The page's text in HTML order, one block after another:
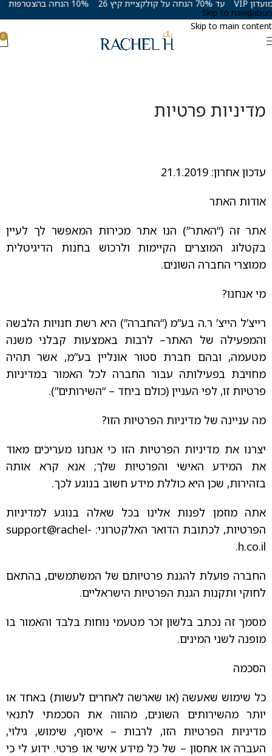
Skip to navigation
Skip to main content
0
מדיניות פרטיות
עדכון אחרון: 21.1.2019
אודות האתר
אתר זה (“האתר”) הנו אתר מכירות המאפשר לך לעיין
בקטלוג המוצרים הקיימות ולרכוש בחנות הדיגיטלית
ממוצרי החברה השונים.
מי אנחנו?
רייצ’ל הייצ’ ר.ה בע”מ (“החברה”) היא רשת חנויות הלבשה
והמפעילה של האתר– לרבות באמצעות קבלני משנה
מטעמה, ובהם חברת סטור אונליין בע”מ, אשר תהיה
מחויבת בפעילותה עבור החברה לכל האמור במדיניות
פרטיות זו, לפי העניין (כולם ביחד – “השירותים”).
מה עניינה של מדיניות הפרטיות הזו?
יצרנו את מדיניות הפרטיות הזו כי אנחנו מעריכים מאוד
את המידע האישי והפרטיות שלך; אנא קרא אותה
בזהירות, שכן היא כוללת מידע חשוב בנוגע לכך.
אתה מוזמן לפנות אלינו בכל שאלה בנוגע למדיניות
הפרטיות, לכתובת הדואר האלקטרוני: support@rachel-
h.co.il
.
החברה פועלת להגנת פרטיותם של המשתמשים, בהתאם
לחוקי ותקנות הגנת הפרטיות הישראליים.
מסמך זה נכתב בלשון זכר מטעמי נוחות בלבד והאמור בו
מופנה לשני המינים.
הסכמה
כל שימוש שאעשה (או שארשה לאחרים לעשות) באחד או
יותר מהשירותים השונים, מהווה את הסכמתי לתנאי
מדיניות הפרטיות הזו, לרבות – איסוף, שימוש, גילוי,
העברה או אחסון – של כל מידע אישי או פרטי. ידוע לי כי
10% הנחה בהצטרפות למועדון VIP עד 70% הנחה על קולקציית קיץ 26